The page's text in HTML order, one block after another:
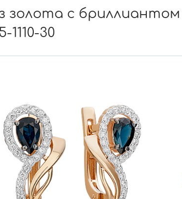
золота с
1110-30